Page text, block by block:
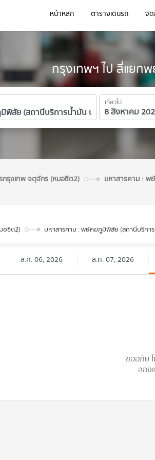
กรุงเทพฯ ไป สี่แยก
เที่ยวไป
หน้าหลัก ตารางเดินรถ จั
รุงเทพ จตุจักร (หมอชิต2)
มหาสารคาม : พ
อชิต2) มหาสารคาม : พยัคฆภูมิพิสัย (สถานีบริกา
ส.ค. 06, 2026 ส.ค. 07, 2026
ขออภัย
ลอง